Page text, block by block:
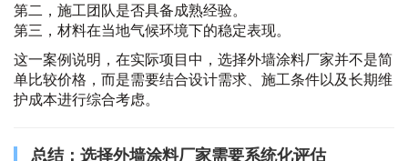
第二，施工团队是否具备成熟经验。
第三，材料在当地气候环境下的稳定表现。
这一案例说明，在实际项目中，选择外墙涂料厂家并不是简
单比较价格，而是需要结合设计需求、施工条件以及长期维
护成本进行综合考虑。
总结：选择外墙涂料厂家需要系统化评估